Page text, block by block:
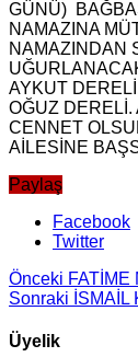
GÜNÜ)
NAMAZINA
NAMAZINDAN
AYKUT
OĞUZ DERELİ.
CENNET
AİLESİNE
Paylaş
Facebook
Twitter
Önceki FATİME
Sonraki İSMAİL
Üyelik